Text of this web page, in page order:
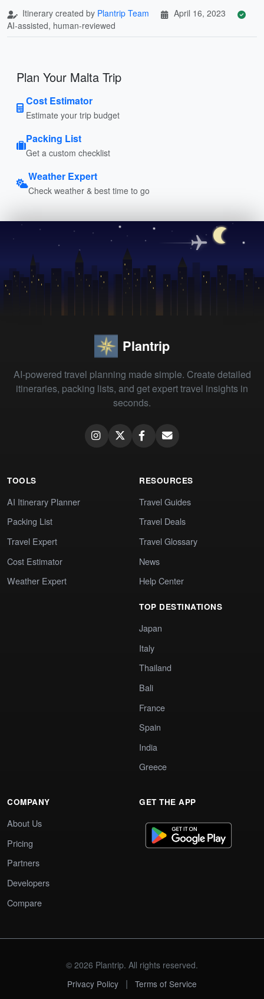
Itinerary created by Plantrip Team
April 16, 2023
AI-assisted, human-reviewed
Plan Your Malta Trip
Cost Estimator
Estimate your trip budget
Packing List
Get a custom checklist
Weather Expert
Check weather & best time to go
Plantrip
AI-powered travel planning made simple. Create detailed
itineraries, packing lists, and get expert travel insights in
seconds.
TOOLS
AI Itinerary Planner
Packing List
Travel Expert
Cost Estimator
Weather Expert
RESOURCES
Travel Guides
Travel Deals
Travel Glossary
News
Help Center
TOP DESTINATIONS
Japan
Italy
Thailand
Bali
France
Spain
India
Greece
COMPANY
About Us
Pricing
Partners
Developers
Compare
GET THE APP
© 2026 Plantrip. All rights reserved.
Privacy Policy
| Terms of Service